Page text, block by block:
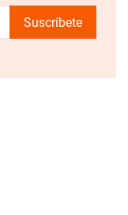
Suscríbete